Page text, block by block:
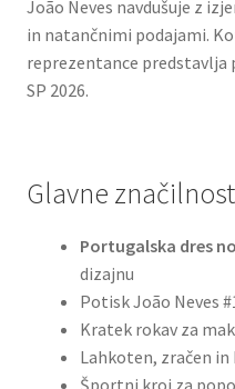
João Neves navdušuje z
in natančnimi podajami.
reprezentance
SP 2026.
Glavne
Portugalska dres
dizajnu
Potisk João Neves
Kratek rokav za
Lahkoten, zračen
Športni kroj za